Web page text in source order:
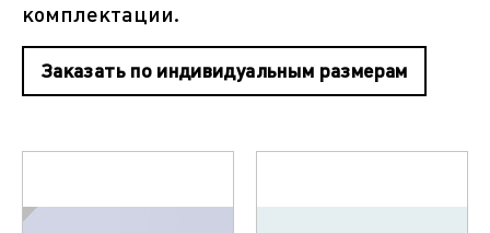
комплектации.
Заказать по индивидуальным размерам